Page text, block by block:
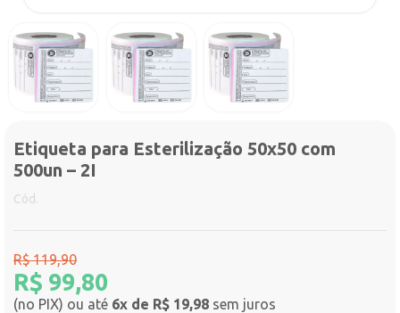
Etiqueta para Esterilização 50x50 com
500un – 2I
Cód.
R$119,90
R$ 99,80
(no PIX) ou até 6x de R$ 19,98 sem juros